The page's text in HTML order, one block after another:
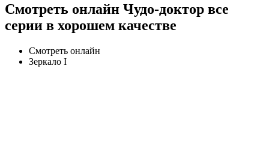
Смотреть онлайн Чудо-доктор все
серии в хорошем качестве
Смотреть онлайн
Зеркало I